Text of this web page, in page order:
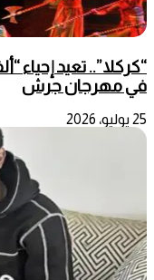
“كركلا”.. تعيد إحياء
في مهرجان جرش
25 يوليو، 2026